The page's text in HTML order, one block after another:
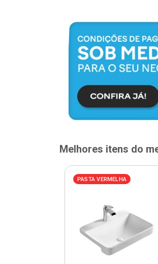
Melhores itens do
PASTA VERMELHA